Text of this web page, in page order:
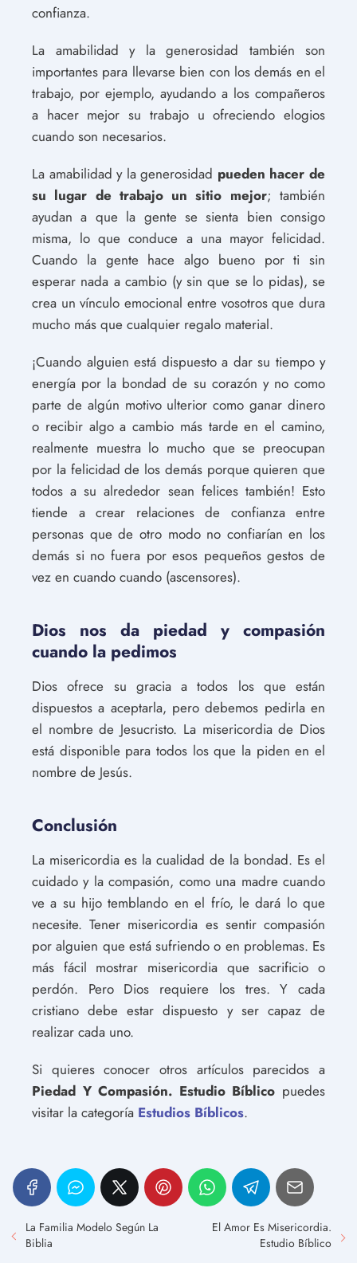
confianza.
La amabilidad y la generosidad también son
importantes para llevarse bien con los demás en el
trabajo, por ejemplo, ayudando a los compañeros
a hacer mejor su trabajo u ofreciendo elogios
cuando son necesarios.
La amabilidad y la generosidad pueden hacer de
su lugar de trabajo un sitio mejor; también
ayudan a que la gente se sienta bien consigo
misma, lo que conduce a una mayor felicidad.
Cuando la gente hace algo bueno por ti sin
esperar nada a cambio (y sin que se lo pidas), se
crea un vínculo emocional entre vosotros que dura
mucho más que cualquier regalo material.
¡Cuando alguien está dispuesto a dar su tiempo y
energía por la bondad de su corazón y no como
parte de algún motivo ulterior como ganar dinero
o recibir algo a cambio más tarde en el camino,
realmente muestra lo mucho que se preocupan
por la felicidad de los demás porque quieren que
todos a su alrededor sean felices también! Esto
tiende a crear relaciones de confianza entre
personas que de otro modo no confiarían en los
demás si no fuera por esos pequeños gestos de
vez en cuando cuando (ascensores).
Dios nos da piedad y compasión
cuando la pedimos
Dios ofrece su gracia a todos los que están
dispuestos a aceptarla, pero debemos pedirla en
el nombre de Jesucristo. La misericordia de Dios
está disponible para todos los que la piden en el
nombre de Jesús.
Conclusión
La misericordia es la cualidad de la bondad. Es el
cuidado y la compasión, como una madre cuando
ve a su hijo temblando en el frío, le dará lo que
necesite. Tener misericordia es sentir compasión
por alguien que está sufriendo o en problemas. Es
más fácil mostrar misericordia que sacrificio o
perdón. Pero Dios requiere los tres. Y cada
cristiano debe estar dispuesto y ser capaz de
realizar cada uno.
Si quieres conocer otros artículos parecidos a
Piedad Y Compasión. Estudio Bíblico puedes
visitar la categoría Estudios Bíblicos.
La Familia Modelo Según La
Biblia
El Amor Es Misericordia.
Estudio Bíblico